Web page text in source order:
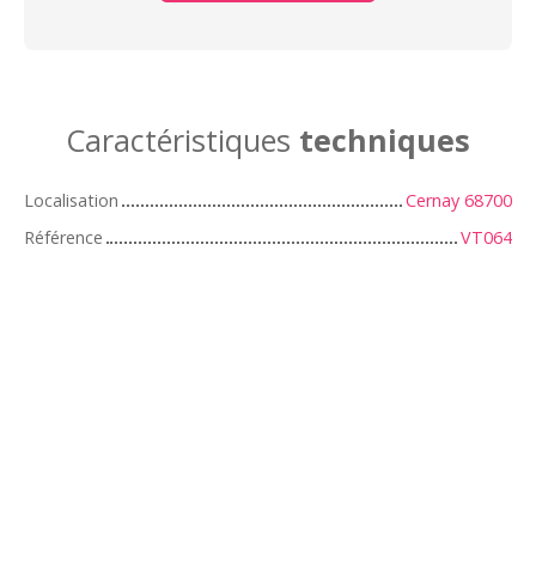
Caractéristiques techniques
Localisation
Cernay 68700
Référence
VT064